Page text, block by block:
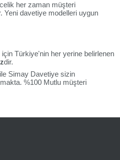
her zaman müşteri
Yeni davetiye modelleri uygun
Türkiye'nin her yerine belirlenen
dir.
Simay Davetiye sizin
%100 Mutlu müşteri